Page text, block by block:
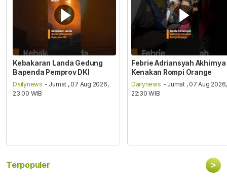
Kebakaran Landa Gedung
Bapenda Pemprov DKI
Dailynews - Jumat , 07 Aug 2026,
23:00 WIB
Febrie Adriansyah Akhirnya
Kenakan Rompi Orange
Dailynews - Jumat , 07 Aug 2026,
22:30 WIB
Terpopuler >